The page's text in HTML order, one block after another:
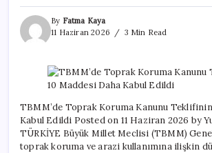
By Fatma Kaya
11 Haziran 2026
3 Min Read
TBMM’de Toprak Koruma Kanunu
Kabul Edildi Posted on 11 Haziran 2026 by
TÜRKİYE Büyük Millet Meclisi (TBMM)
toprak koruma ve arazi kullanımına ilişkin